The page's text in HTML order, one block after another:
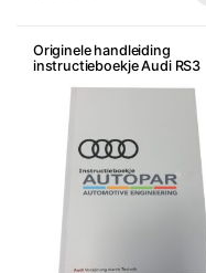
Originele handleiding
instructieboekje Audi RS3